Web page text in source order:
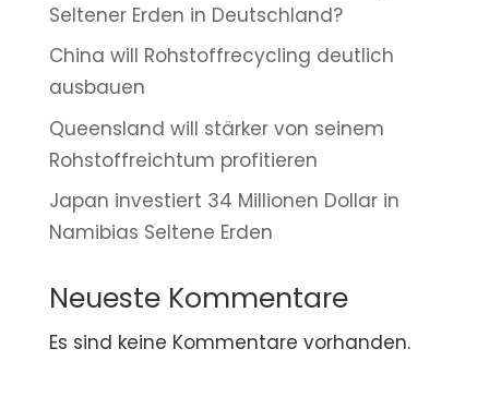
Seltener Erden in Deutschland?
China will Rohstoffrecycling deutlich
ausbauen
Queensland will stärker von seinem
Rohstoffreichtum profitieren
Japan investiert 34 Millionen Dollar in
Namibias Seltene Erden
Neueste Kommentare
Es sind keine Kommentare vorhanden.